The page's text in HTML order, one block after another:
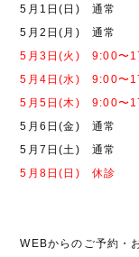
5月1日(日) 通常
5月2日(月) 通常
5月3日(火) 9:00〜
5月4日(水) 9:00〜
5月5日(木) 9:00〜
5月6日(金) 通常
5月7日(土) 通常
5月8日(日) 休診
WEBからのご予約・